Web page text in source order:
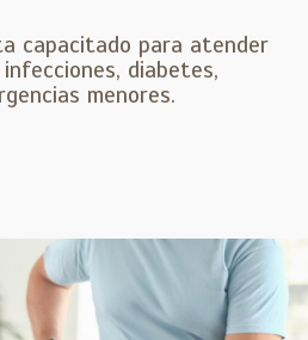
capacitado para atender
diabetes,
menores.